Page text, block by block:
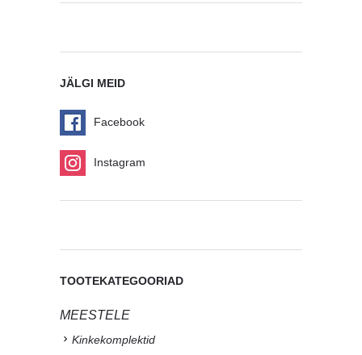
JÄLGI MEID
Facebook
Instagram
TOOTEKATEGOORIAD
MEESTELE
Kinkekomplektid